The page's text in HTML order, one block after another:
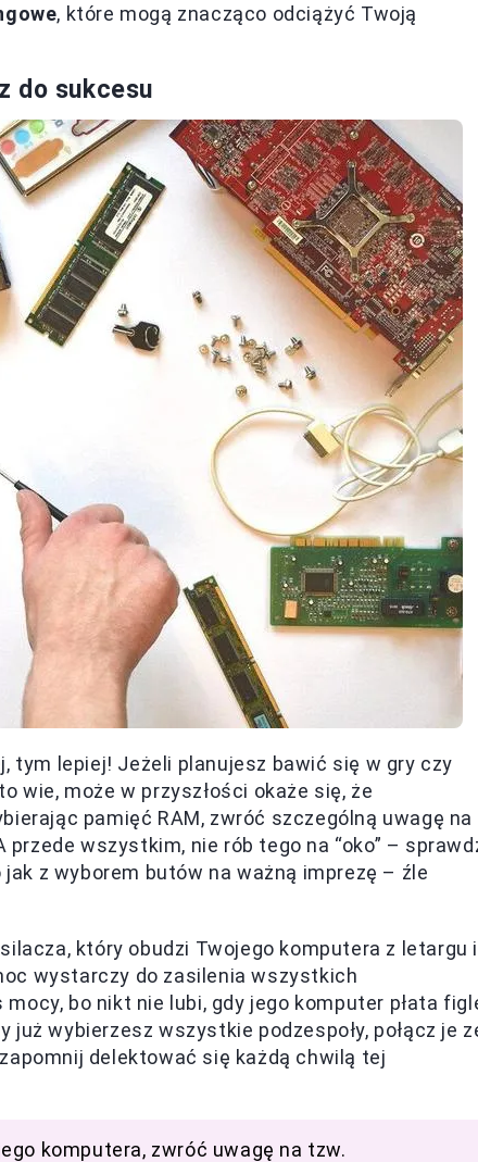
, które mogą znacząco odciążyć Twoją
do sukcesu
tym lepiej! Jeżeli planujesz bawić się w gry czy
wie, może w przyszłości okaże się, że
pamięć RAM, zwróć szczególną uwagę na
wszystkim, nie rób tego na “oko” –
jak z wyborem butów na ważną imprezę – źle
który obudzi Twojego komputera z letargu i
wystarczy do zasilenia wszystkich
bo nikt nie lubi, gdy jego komputer płata
wybierzesz wszystkie podzespoły, połącz je
delektować się każdą chwilą tej
komputera, zwróć uwagę na tzw.